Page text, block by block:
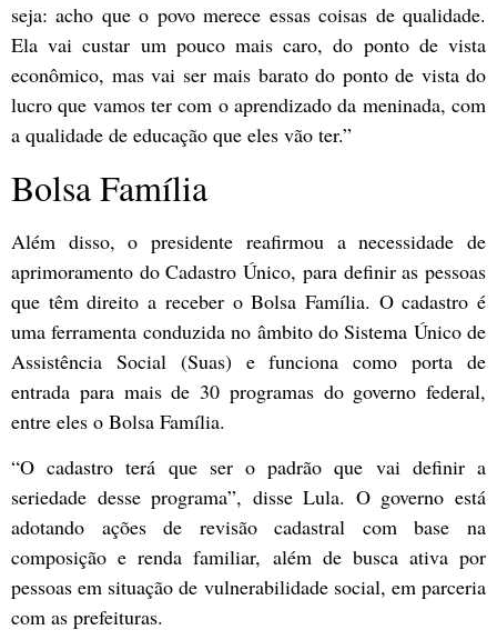
seja: acho que o povo merece essas coisas de qualidade.
Ela vai custar um pouco mais caro, do ponto de vista
econômico, mas vai ser mais barato do ponto de vista do
lucro que vamos ter com o aprendizado da meninada, com
a qualidade de educação que eles vão ter.”
Bolsa Família
Além disso, o presidente reafirmou a necessidade de
aprimoramento do Cadastro Único, para definir as pessoas
que têm direito a receber o Bolsa Família. O cadastro é
uma ferramenta conduzida no âmbito do Sistema Único de
Assistência Social (Suas) e funciona como porta de
entrada para mais de 30 programas do governo federal,
entre eles o Bolsa Família.
“O cadastro terá que ser o padrão que vai definir a
seriedade desse programa”, disse Lula. O governo está
adotando ações de revisão cadastral com base na
composição e renda familiar, além de busca ativa por
pessoas em situação de vulnerabilidade social, em parceria
com as prefeituras.